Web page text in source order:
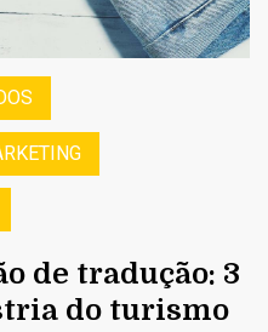
de tradução: 3
do turismo